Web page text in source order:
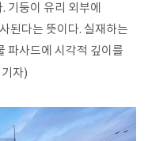
기둥이 유리 외부에
된다는 뜻이다. 실재하는
파사드에 시각적 깊이를
기자)